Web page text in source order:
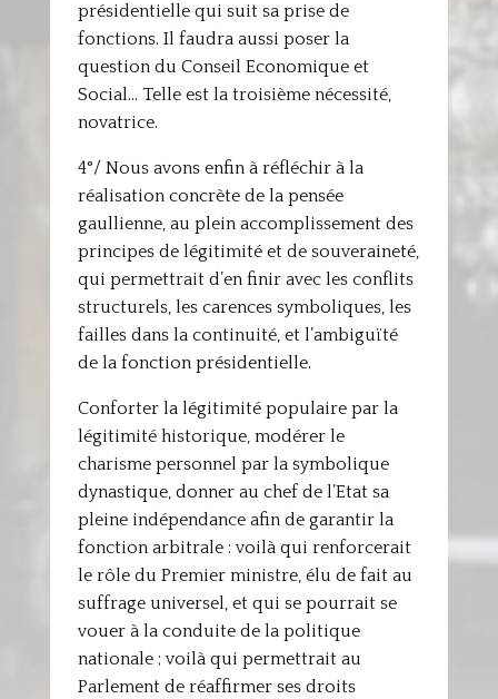
présidentielle qui suit sa prise de
fonctions. Il faudra aussi poser la
question du Conseil Economique et
Social… Telle est la troisième nécessité,
novatrice.
4°/ Nous avons enfin à réfléchir à la
réalisation concrète de la pensée
gaullienne, au plein accomplissement des
principes de légitimité et de souveraineté,
qui permettrait d’en finir avec les conflits
structurels, les carences symboliques, les
failles dans la continuité, et l’ambiguïté
de la fonction présidentielle.
Conforter la légitimité populaire par la
légitimité historique, modérer le
charisme personnel par la symbolique
dynastique, donner au chef de l’Etat sa
pleine indépendance afin de garantir la
fonction arbitrale : voilà qui renforcerait
le rôle du Premier ministre, élu de fait au
suffrage universel, et qui se pourrait se
vouer à la conduite de la politique
nationale ; voilà qui permettrait au
Parlement de réaffirmer ses droits